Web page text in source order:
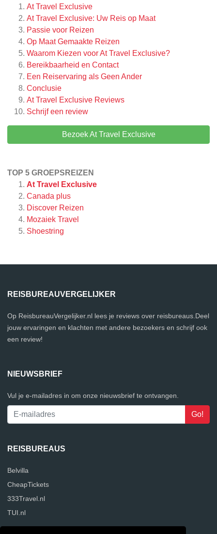
At Travel Exclusive
At Travel Exclusive: Uw Reis op Maat
Passie voor Reizen
Op Maat Gemaakte Reizen
Waarom Kiezen voor At Travel Exclusive?
Bereikbaarheid en Contact
Een Reiservaring als Geen Ander
Conclusie
At Travel Exclusive Reviews
Schrijf een review
Bezoek At Travel Exclusive
TOP 5 GROEPSREIZEN
At Travel Exclusive
Canada plus
Discover Reizen
Mozaiek Travel
Shoestring
REISBUREAUVERGELIJKER
Op ReisbureauVergelijker.nl lees je reviews over reisbureaus.Deel
jouw ervaringen en klachten met andere bezoekers en schrijf ook
een review!
NIEUWSBRIEF
Vul je e-mailadres in om onze nieuwsbrief te ontvangen.
REISBUREAUS
Belvilla
CheapTickets
333Travel.nl
TUI.nl